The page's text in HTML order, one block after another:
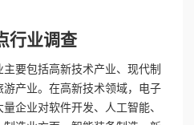
行业调查
要包括高新技术产业、现代制
产业。在高新技术领域，电子
企业对软件开发、人工智能、